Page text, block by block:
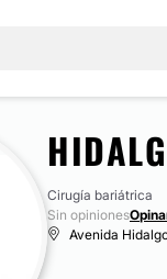
Cirugía bariátrica
Sin opiniones
Avenida